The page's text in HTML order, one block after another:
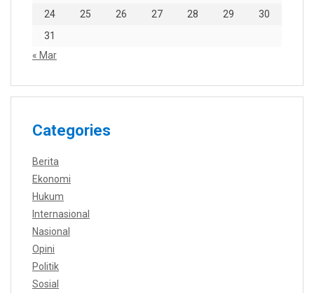
24
25 26 27 28 29
30
31
« Mar
Categories
Berita
Ekonomi
Hukum
Internasional
Nasional
Opini
Politik
Sosial